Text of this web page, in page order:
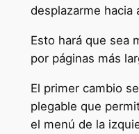
desplazarme hacia
Esto hará que sea
por páginas más
El primer cambio
plegable que
el menú de la